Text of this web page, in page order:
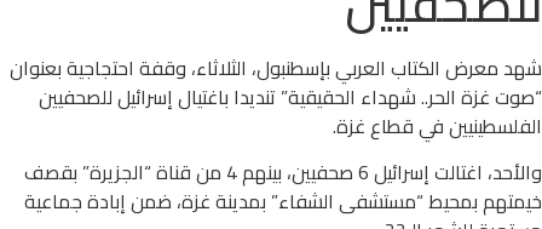
شهد معرض الكتاب العربي بإسطنبول، الثلاثاء، وقفة احتجاجية بعنوان
“صوت غزة الحر.. شهداء الحقيقية” تنديدا باغتيال إسرائيل للصحفيين
الفلسطينيين في قطاع غزة.
والأحد، اغتالت إسرائيل 6 صحفيين، بينهم 4 من قناة “الجزيرة” بقصف
خيمتهم بمحيط “مستشفى الشفاء” بمدينة غزة، ضمن إبادة جماعية